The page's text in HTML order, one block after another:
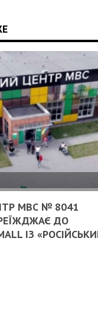
МВС № 8041
ДО
ІЗ